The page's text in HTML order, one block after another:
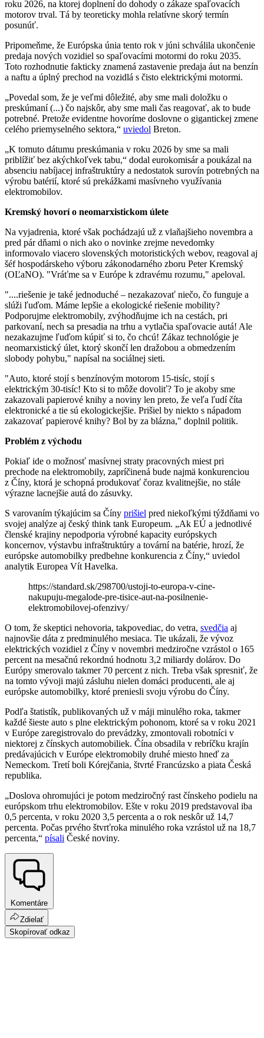
roku 2026, na ktorej doplnení do dohody o zákaze spaľovacích
motorov trval. Tá by teoreticky mohla relatívne skorý termín
posunúť.
Pripomeňme, že Európska únia tento rok v júni schválila ukončenie
predaja nových vozidiel so spaľovacími motormi do roku 2035.
Toto rozhodnutie fakticky znamená zastavenie predaja áut na benzín
a naftu a úplný prechod na vozidlá s čisto elektrickými motormi.
„Povedal som, že je veľmi dôležité, aby sme mali doložku o
preskúmaní (...) čo najskôr, aby sme mali čas reagovať, ak to bude
potrebné. Pretože evidentne hovoríme doslovne o gigantickej zmene
celého priemyselného sektora,“ uviedol Breton.
„K tomuto dátumu preskúmania v roku 2026 by sme sa mali
priblížiť bez akýchkoľvek tabu,“ dodal eurokomisár a poukázal na
absenciu nabíjacej infraštruktúry a nedostatok surovín potrebných na
výrobu batérií, ktoré sú prekážkami masívneho využívania
elektromobilov.
Kremský hovorí o neomarxistickom úlete
Na vyjadrenia, ktoré však pochádzajú už z vlaňajšieho novembra a
pred pár dňami o nich ako o novinke zrejme nevedomky
informovalo viacero slovenských motoristických webov, reagoval aj
šéf hospodárskeho výboru zákonodarného zboru Peter Kremský
(OĽaNO). "Vráťme sa v Európe k zdravému rozumu," apeloval.
"....riešenie je také jednoduché – nezakazovať niečo, čo funguje a
slúži ľuďom. Máme lepšie a ekologické riešenie mobility?
Podporujme elektromobily, zvýhodňujme ich na cestách, pri
parkovaní, nech sa presadia na trhu a vytlačia spaľovacie autá! Ale
nezakazujme ľuďom kúpiť si to, čo chcú! Zákaz technológie je
neomarxistický úlet, ktorý skončí len dražobou a obmedzením
slobody pohybu," napísal na sociálnej sieti.
"Auto, ktoré stojí s benzínovým motorom 15-tisíc, stojí s
elektrickým 30-tisíc! Kto si to môže dovoliť? To je akoby sme
zakazovali papierové knihy a noviny len preto, že veľa ľudí číta
elektronické a tie sú ekologickejšie. Prišiel by niekto s nápadom
zakazovať papierové knihy? Bol by za blázna," doplnil politik.
Problém z východu
Pokiaľ ide o možnosť masívnej straty pracovných miest pri
prechode na elektromobily, zapríčinená bude najmä konkurenciou
z Číny, ktorá je schopná produkovať čoraz kvalitnejšie, no stále
výrazne lacnejšie autá do zásuvky.
S varovaním týkajúcim sa Číny prišiel pred niekoľkými týždňami vo
svojej analýze aj český think tank Europeum. „Ak EÚ a jednotlivé
členské krajiny nepodporia výrobné kapacity európskych
koncernov, výstavbu infraštruktúry a tovární na batérie, hrozí, že
európske automobilky predbehne konkurencia z Číny,“ uviedol
analytik Europea Vít Havelka.
https://standard.sk/298700/ustoji-to-europa-v-cine-
nakupuju-megalode-pre-tisice-aut-na-posilnenie-
elektromobilovej-ofenzivy/
O tom, že skeptici nehovoria, takpovediac, do vetra, svedčia aj
najnovšie dáta z predminulého mesiaca. Tie ukázali, že vývoz
elektrických vozidiel z Číny v novembri medziročne vzrástol o 165
percent na mesačnú rekordnú hodnotu 3,2 miliardy dolárov. Do
Európy smerovalo takmer 70 percent z nich. Treba však spresniť, že
na tomto vývoji majú zásluhu nielen domáci producenti, ale aj
európske automobilky, ktoré preniesli svoju výrobu do Číny.
Podľa štatistík, publikovaných už v máji minulého roka, takmer
každé šieste auto s plne elektrickým pohonom, ktoré sa v roku 2021
v Európe zaregistrovalo do prevádzky, zmontovali robotníci v
niektorej z čínskych automobiliek. Čína obsadila v rebríčku krajín
predávajúcich v Európe elektromobily druhé miesto hneď za
Nemeckom. Tretí boli Kórejčania, štvrté Francúzsko a piata Česká
republika.
„Doslova ohromujúci je potom medziročný rast čínskeho podielu na
európskom trhu elektromobilov. Ešte v roku 2019 predstavoval iba
0,5 percenta, v roku 2020 3,5 percenta a o rok neskôr už 14,7
percenta. Počas prvého štvrťroka minulého roka vzrástol už na 18,7
percenta,“ písali České noviny.
Komentáre
Zdielať
Skopírovať odkaz